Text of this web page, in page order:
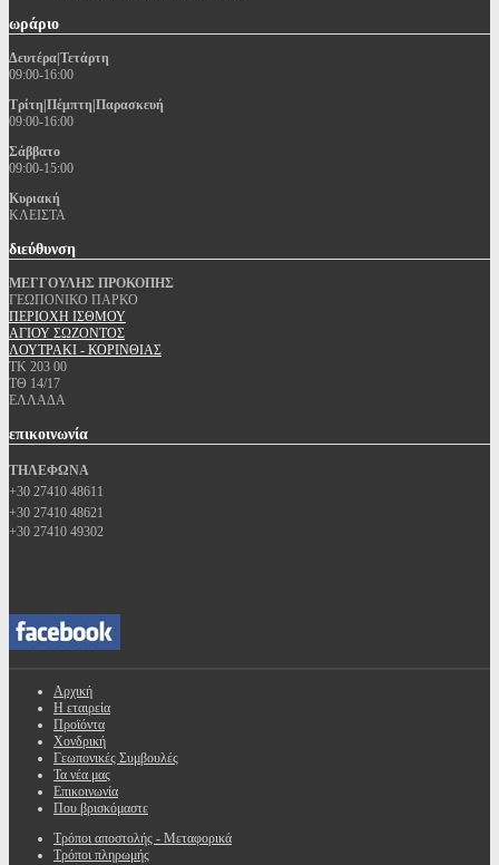
ωράριο
Δευτέρα|Τετάρτη
09:00-16:00
Τρίτη|Πέμπτη|Παρασκευή
09:00-16:00
Σάββατο
09:00-15:00
Κυριακή
ΚΛΕΙΣΤΑ
διεύθυνση
ΜΕΓΓΟΥΛΗΣ ΠΡΟΚΟΠΗΣ
ΓΕΩΠΟΝΙΚΟ ΠΑΡΚΟ
ΠΕΡΙΟΧΗ ΙΣΘΜΟΥ
ΑΓΙΟΥ ΣΩΖΟΝΤΟΣ
ΛΟΥΤΡΑΚΙ - ΚΟΡΙΝΘΙΑΣ
ΤΚ 203 00
ΤΘ 14/17
ΕΛΛΑΔΑ
επικοινωνία
ΤΗΛΕΦΩΝΑ
+30 27410 48611
+30 27410 48621
+30 27410 49302
Αρχική
Η εταιρεία
Προϊόντα
Χονδρική
Γεωπονικές Συμβουλές
Τα νέα μας
Επικοινωνία
Που βρισκόμαστε
Τρόποι αποστολής - Μεταφορικά
Τρόποι πληρωμής